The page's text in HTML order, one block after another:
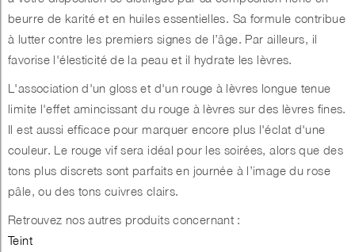
beurre de karité et en huiles essentielles. Sa formule contribue
à lutter contre les premiers signes de l’âge. Par ailleurs, il
favorise l'élesticité de la peau et il hydrate les lèvres.
L'association d'un gloss et d'un rouge à lèvres longue tenue
limite l'effet amincissant du rouge à lèvres sur des lèvres fines.
Il est aussi efficace pour marquer encore plus l'éclat d'une
couleur. Le rouge vif sera idéal pour les soirées, alors que des
tons plus discrets sont parfaits en journée à l’image du rose
pâle, ou des tons cuivres clairs.
Retrouvez nos autres produits concernant :
Teint